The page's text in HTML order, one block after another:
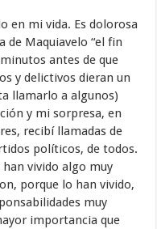
en mi vida. Es dolorosa
de Maquiavelo “el fin
antes de que
y delictivos dieran un
llamarlo a algunos)
y mi sorpresa, en
recibí llamadas de
políticos, de todos.
han vivido algo muy
porque lo han vivido,
muy
importancia que